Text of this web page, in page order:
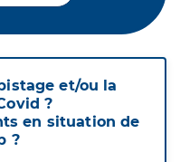
et/ou la
?
en situation de
?